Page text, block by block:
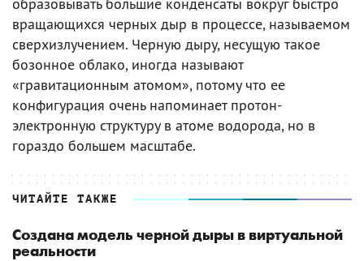
вращающихся черных дыр в процессе, называемом
сверхизлучением. Черную дыру, несущую такое
бозонное облако, иногда называют
«гравитационным атомом», потому что ее
конфигурация очень напоминает протон-
электронную структуру в атоме водорода, но в
гораздо большем масштабе.
ЧИТАЙТЕ ТАКЖЕ
Создана модель черной дыры в виртуальной
реальности